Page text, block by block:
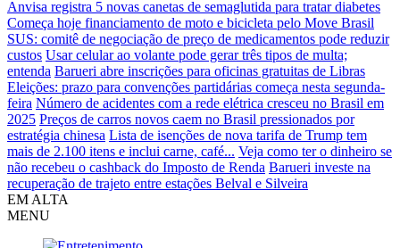
Anvisa registra 5 novas canetas de semaglutida para tratar diabetes
Começa hoje financiamento de moto e bicicleta pelo Move Brasil
SUS: comitê de negociação de preço de medicamentos pode reduzir
custos Usar celular ao volante pode gerar três tipos de multa;
entenda Barueri abre inscrições para oficinas gratuitas de Libras
Eleições: prazo para convenções partidárias começa nesta segunda-
feira Número de acidentes com a rede elétrica cresceu no Brasil em
2025 Preços de carros novos caem no Brasil pressionados por
estratégia chinesa Lista de isenções de nova tarifa de Trump tem
mais de 2.100 itens e inclui carne, café... Veja como ter o dinheiro se
não recebeu o cashback do Imposto de Renda Barueri investe na
recuperação de trajeto entre estações Belval e Silveira
EM ALTA
MENU